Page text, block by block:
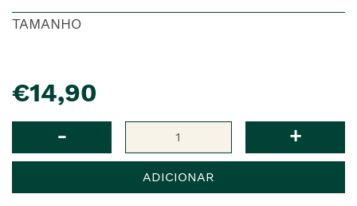
TAMANHO
€14,90
- +
ADICIONAR